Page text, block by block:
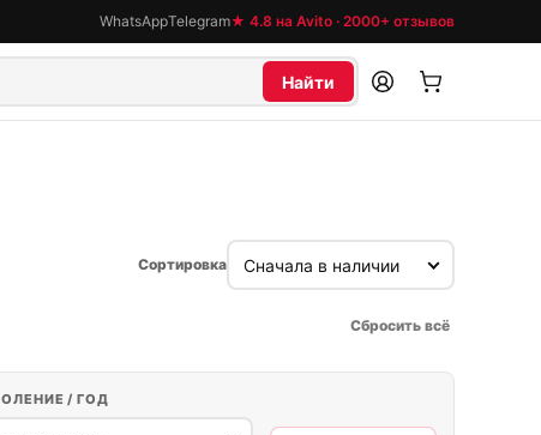
WhatsAppTelegram★ 4.8 на Avito · 2000+ отзывов
Найти
Сортировка
Сбросить всё
/ ГОД